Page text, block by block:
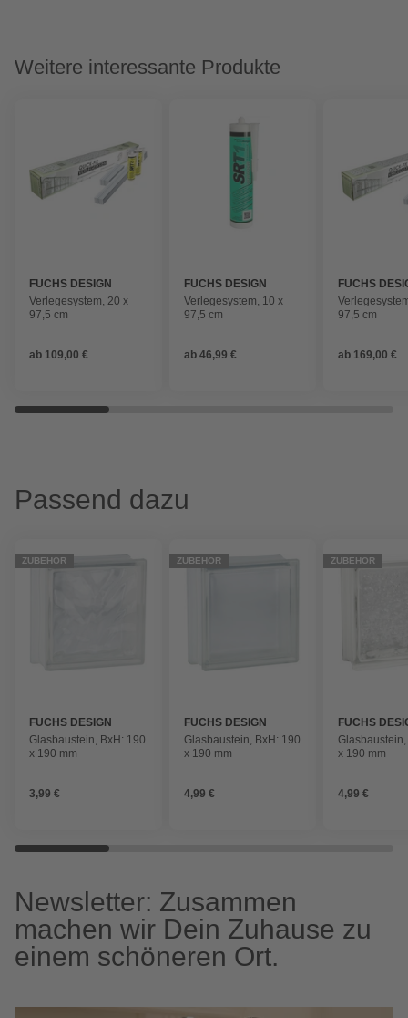
Weitere interessante Produkte
FUCHS DESIGN
Verlegesystem, 20 x
97,5 cm
ab 109,00 €
FUCHS DESIGN
Verlegesystem, 10 x
97,5 cm
ab 46,99 €
FUCHS
97,5 cm
ab 169,00 €
Passend dazu
ZUBEHÖR
FUCHS DESIGN
Glasbaustein, BxH: 190
x 190 mm
3,99 €
ZUBEHÖR
FUCHS DESIGN
Glasbaustein, BxH: 190
x 190 mm
4,99 €
ZUBEHÖR
FUCHS
x 190 mm
4,99 €
Newsletter: Zusammen
machen wir Dein Zuhause zu
einem schöneren Ort.